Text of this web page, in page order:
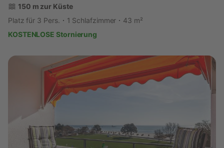
150 m zur Küste
Platz für 3 Pers.
1 Schlafzimmer
43 m²
KOSTENLOSE Stornierung